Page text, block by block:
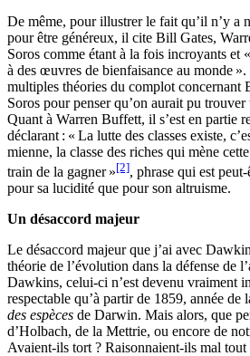
De même, pour illustrer le fait qu’il n’y a
pour être généreux, il cite Bill Gates,
Soros comme étant à la fois incroyants et
à des œuvres de bienfaisance au monde
multiples théories du complot concernant
Soros pour penser qu’on aurait pu
Quant à Warren Buffett, il s’est en partie
déclarant : « La lutte des classes existe,
mienne, la classe des riches qui mène
train de la gagner »[2], phrase qui est
pour sa lucidité que pour son altruisme.
Un désaccord majeur
Le désaccord majeur que j’ai avec
théorie de l’évolution dans la défense de
Dawkins, celui-ci n’est devenu vraiment
respectable qu’à partir de 1859, année de
des espèces de Darwin. Mais alors, que
d’Holbach, de la Mettrie, ou encore de
Avaient-ils tort ? Raisonnaient-ils mal tout